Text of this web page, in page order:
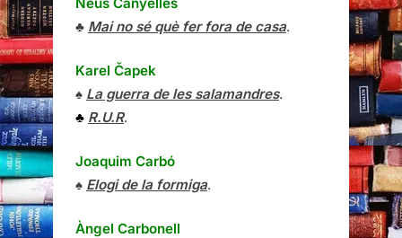
♣ Mai no sé què fer fora de casa.
Karel Čapek
♠ La guerra de les salamandres.
♣ R.U.R.
Joaquim Carbó
♠ Elogi de la formiga.
Àngel Carbonell